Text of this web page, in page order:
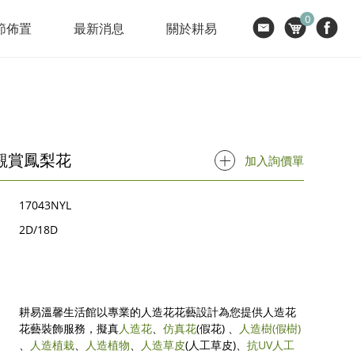
佈置 最新消息 關於耕易
0
賞鳳梨花 加入詢價單
17043NYL
2D/18D
耕易溫馨生活館以專業的人造花花藝設計為您提供人造花
花藝裝飾服務，擬真人造花、 仿真花(假花) 、 人造樹(假樹)
、
人造植栽、 人造植物、 人造草皮(人工草皮)、 抗UV人工